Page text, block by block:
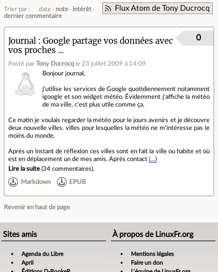
Flux Atom de Tony Ducrocq
Trier par : date note
intérêt
dernier commentaire
Journal
Google partage vos données avec
vos proches ...
Posté par Tony Ducrocq le 23 juillet 2009 à 14:09.
0
Bonjour journal,
j'utilise les services de Google quotidiennement notamment
igoogle et son widget météo. Évidemment j'affiche la météo
de ma ville, c'est plus utile comme ça.
Ce matin je voulais regarder la météo pour le jours avenirs et je découvre
deux nouvelle villes. villes pour lesquelles la météo ne m'intéresse pas le
moins du monde.
Après un instant de réflexion ces villes sont en fait la ville ou habite et où
est en déplacement un de mes amis. Après contact (…)
Lire la suite (34 commentaires).
Markdown EPUB
Revenir en haut de page
Sites amis
Agenda du Libre
April
À propos de LinuxFr.org
Mentions légales
Faire un don